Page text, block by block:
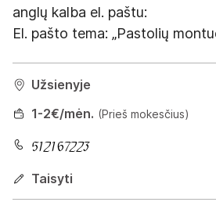
anglų kalba el. paštu:
El. pašto tema: „Pastolių
Užsienyje
1-2€/mėn. (Prieš mokesčius)
Taisyti